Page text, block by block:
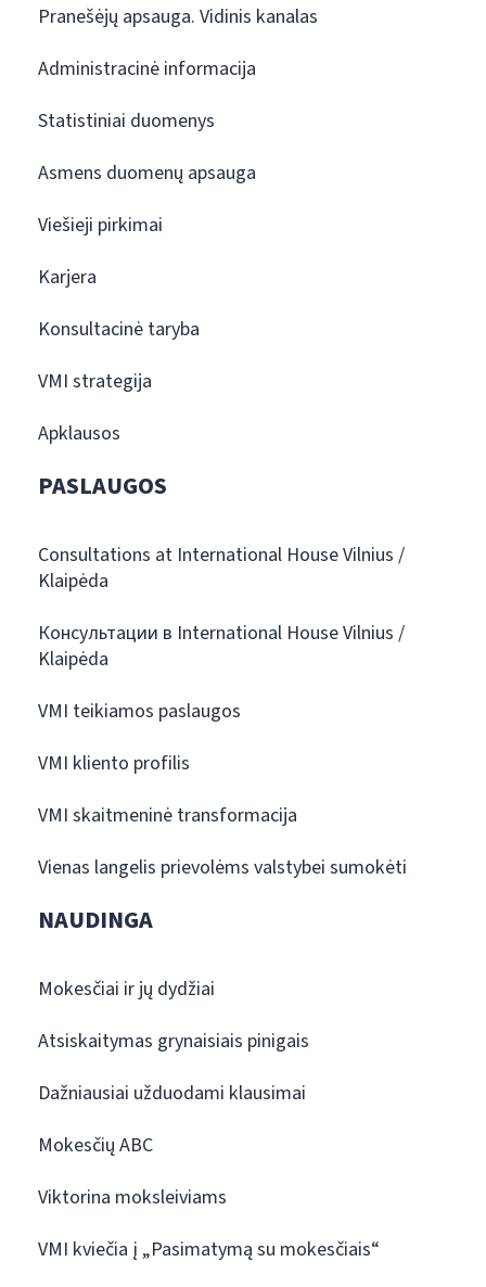
Pranešėjų apsauga. Vidinis kanalas
Administracinė informacija
Statistiniai duomenys
Asmens duomenų apsauga
Viešieji pirkimai
Karjera
Konsultacinė taryba
VMI strategija
Apklausos
PASLAUGOS
Consultations at International House Vilnius /
Klaipėda
Консультации в International House Vilnius /
Klaipėda
VMI teikiamos paslaugos
VMI kliento profilis
VMI skaitmeninė transformacija
Vienas langelis prievolėms valstybei sumokėti
NAUDINGA
Mokesčiai ir jų dydžiai
Atsiskaitymas grynaisiais pinigais
Dažniausiai užduodami klausimai
Mokesčių ABC
Viktorina moksleiviams
VMI kviečia į „Pasimatymą su mokesčiais“